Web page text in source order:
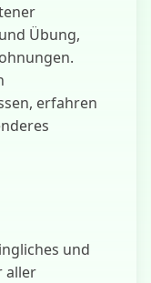
Übung,
erfahren
und
aller